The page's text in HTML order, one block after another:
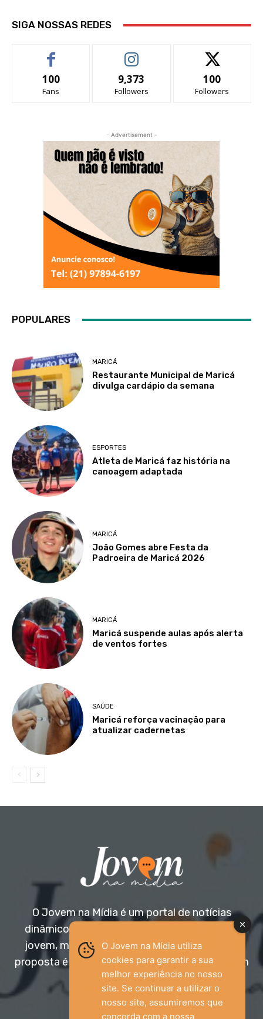
SIGA NOSSAS REDES
100
Fans
9,373
Followers
100
Followers
- Advertisement -
POPULARES
MARICÁ
Restaurante Municipal de Maricá
divulga cardápio da semana
ESPORTES
Atleta de Maricá faz história na
canoagem adaptada
MARICÁ
João Gomes abre Festa da
Padroeira de Maricá 2026
MARICÁ
Maricá suspende aulas após alerta
de ventos fortes
SAÚDE
Maricá reforça vacinação para
atualizar cadernetas
O Jovem na Mídia é um portal de notícias
dinâmico e acessível, voltado para o público
jovem, mas aberto a todas as idades. Nossa
proposta é trazer informação relevante com um
olhar diferenciado.
Entre em contato:
jovemnamidia2017@gmail.com
O Jovem na Mídia utiliza
cookies para garantir a sua
melhor experiência no nosso
site. Se continuar a utilizar o
nosso site, assumiremos que
concorda com a nossa